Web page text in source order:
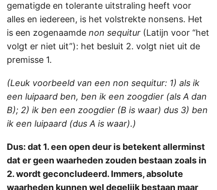
gematigde en tolerante uitstraling heeft voor
alles en iedereen, is het volstrekte nonsens. Het
is een zogenaamde non sequitur (Latijn voor “het
volgt er niet uit”): het besluit 2. volgt niet uit de
premisse 1.
(Leuk voorbeeld van een non sequitur: 1) als ik
een luipaard ben, ben ik een zoogdier (als A dan
B); 2) ik ben een zoogdier (B is waar) dus 3) ben
ik een luipaard (dus A is waar).)
Dus: dat 1. een open deur is betekent allerminst
dat er geen waarheden zouden bestaan zoals in
2. wordt geconcludeerd. Immers, absolute
waarheden kunnen wel degelijk bestaan maar